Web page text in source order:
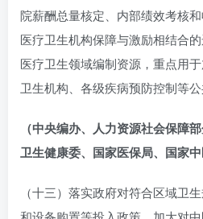
院薪酬总量核定、内部绩效考核
医疗卫生机构保障与激励相结合
医疗卫生领域编制资源，重点用
卫生机构、各级疾病预防控制等公
（中央编办、人力资源社会保障
卫生健康委、国家医保局、国家中
（十三）落实政府对符合区域卫